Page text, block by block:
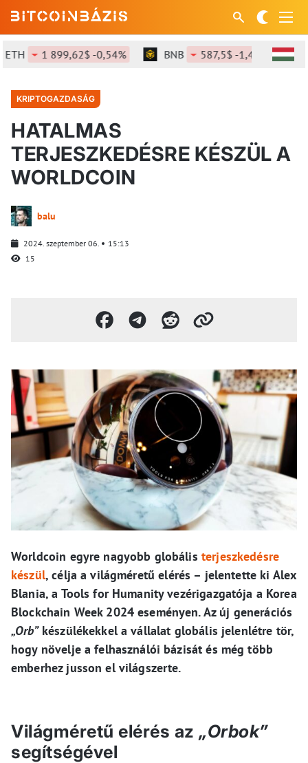
1 899,62$ -0,54% BNB 587,5$ -1,46%
KRIPTOGAZDASÁG
HATALMAS
TERJESZKEDÉSRE KÉSZÜL A
WORLDCOIN
balu
2024. szeptember 06.
15:13
15
Worldcoin egyre nagyobb globális terjeszkedésre
készül, célja a világméretű elérés – jelentette ki Alex
Blania, a Tools for Humanity vezérigazgatója a Korea
Blockchain Week 2024 eseményen. Az új generációs
„Orb”készülékekkel a vállalat globális jelenlétre tör,
hogy növelje a felhasználói bázisát és még több
emberhez jusson el világszerte.
Világméretű elérés az „Orbok”
segítségével